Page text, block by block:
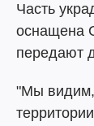
Часть
оснащена
передают
"Мы видим,